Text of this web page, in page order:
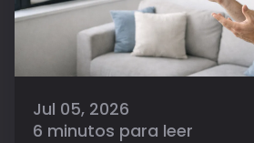
Jul 05, 2026
6 minutos para leer